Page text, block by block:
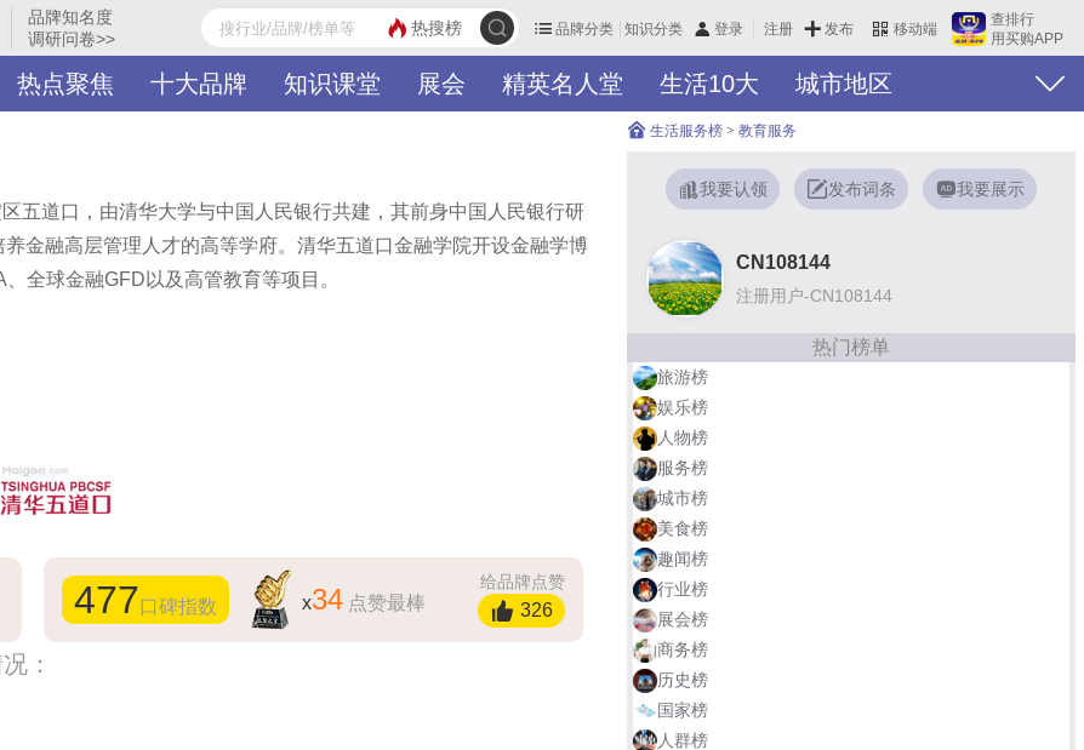
品牌知名度
调研问卷>>
品牌分类 知识分类 登录 注册 发布 移动端
查排行
用买购APP
热搜榜
热点聚焦 十大品牌 知识课堂 展会 精英名人堂 生活10大
城市地区
五道口，由清华大学与中国人民银行共建，其前身中国人民银行研
金融高层管理人才的高等学府。清华五道口金融学院开设金融学博
全球金融GFD以及高管教育等项目。
477口碑指数 x34 点赞最棒
给品牌点赞
326
：
生活服务榜 > 教育服务
我要认领 发布词条 我要展示
CN108144
注册用户-CN108144
热门榜单
旅游榜
娱乐榜
人物榜
服务榜
城市榜
美食榜
趣闻榜
行业榜
展会榜
商务榜
历史榜
国家榜
人群榜